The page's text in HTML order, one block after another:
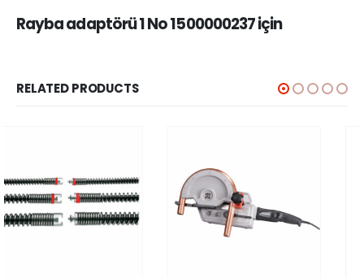
Rayba adaptörü 1 No 1500000237 için
RELATED PRODUCTS